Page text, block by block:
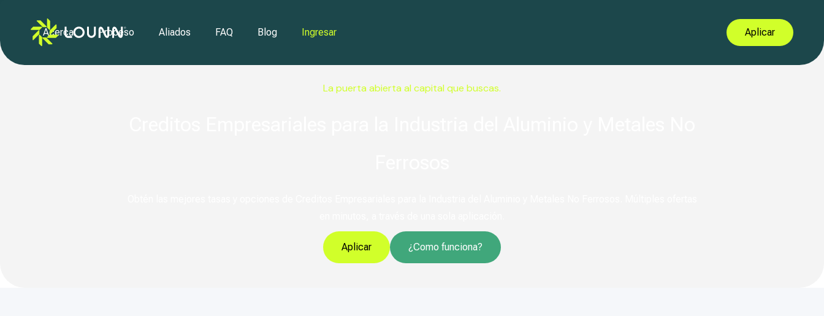
Acerca Proceso Aliados FAQ Blog Ingresar Aplicar
La puerta abierta al capital que buscas.
Aplicar ¿Como funciona?